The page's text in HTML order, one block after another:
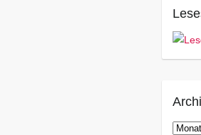
Archiv